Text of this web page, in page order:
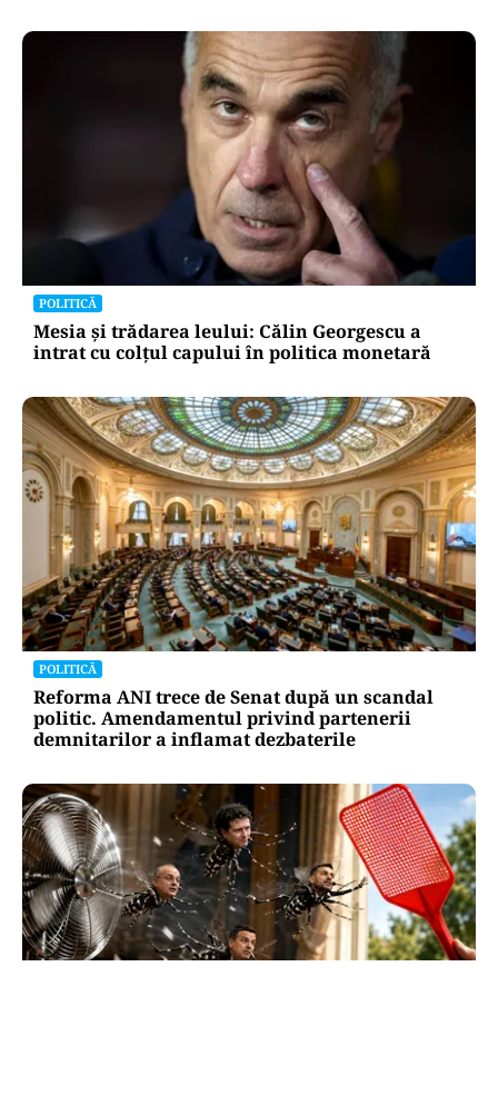
POLITICĂ
Mesia și trădarea leului: Călin Georgescu a
intrat cu colțul capului în politica monetară
POLITICĂ
Reforma ANI trece de Senat după un scandal
politic. Amendamentul privind partenerii
demnitarilor a inflamat dezbaterile